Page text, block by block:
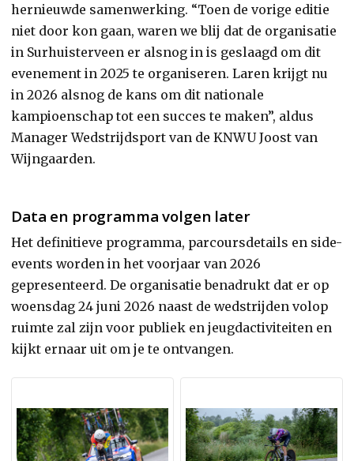
hernieuwde samenwerking. “Toen de vorige editie
niet door kon gaan, waren we blij dat de organisatie
in Surhuisterveen er alsnog in is geslaagd om dit
evenement in 2025 te organiseren. Laren krijgt nu
in 2026 alsnog de kans om dit nationale
kampioenschap tot een succes te maken”, aldus
Manager Wedstrijdsport van de KNWU Joost van
Wijngaarden.
Data en programma volgen later
Het definitieve programma, parcoursdetails en side-
events worden in het voorjaar van 2026
gepresenteerd. De organisatie benadrukt dat er op
woensdag 24 juni 2026 naast de wedstrijden volop
ruimte zal zijn voor publiek en jeugdactiviteiten en
kijkt ernaar uit om je te ontvangen.